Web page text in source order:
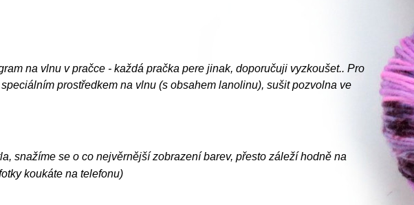
na vlnu v pračce - každá pračka pere jinak, doporučuji vyzkoušet.. Pro
prostředkem na vlnu (s obsahem lanolinu), sušit pozvolna ve
snažíme se o co nejvěrnější zobrazení barev, přesto záleží hodně na
koukáte na telefonu)